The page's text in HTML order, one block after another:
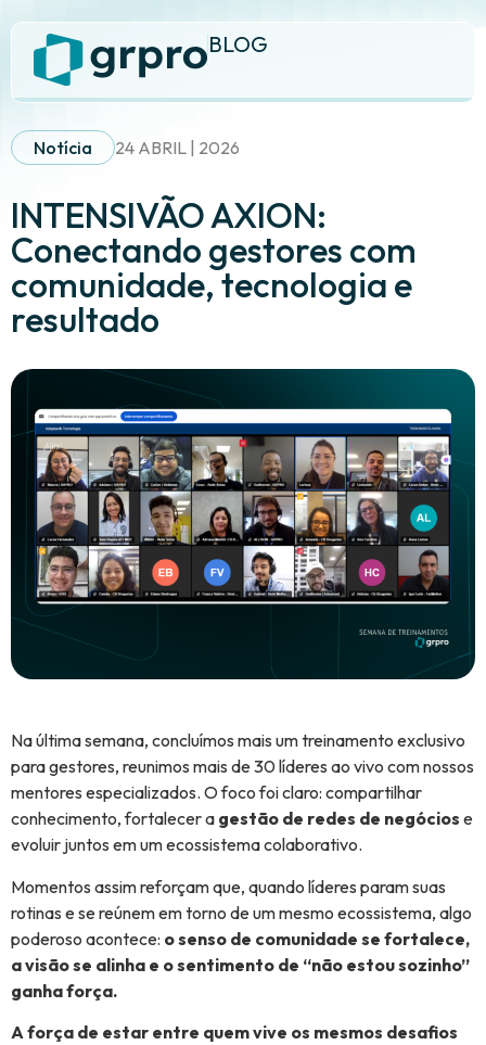
BLOG
Notícia 24 ABRIL | 2026
INTENSIVÃO AXION:
Conectando gestores com
comunidade, tecnologia e
resultado
Na última semana, concluímos mais um treinamento exclusivo
para gestores, reunimos mais de 30 líderes ao vivo com nossos
mentores especializados. O foco foi claro: compartilhar
conhecimento, fortalecer a gestão de redes de negócios e
evoluir juntos em um ecossistema colaborativo.
Momentos assim reforçam que, quando líderes param suas
rotinas e se reúnem em torno de um mesmo ecossistema, algo
poderoso acontece: o senso de comunidade se fortalece,
a visão se alinha e o sentimento de “não estou sozinho”
ganha força.
A força de estar entre quem vive os mesmos desafios